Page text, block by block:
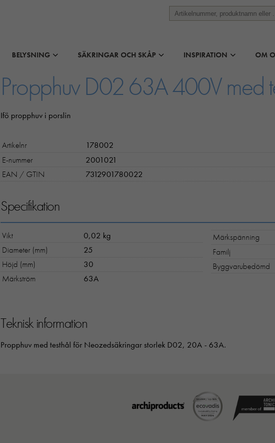
BELYSNING SÄKRINGAR OCH SKÅP INSPIRATION OM
Propphuv D02 63A 400V med
Ifö propphuv i porslin
Artikelnr
178002
E-nummer
2001021
EAN / GTIN
7312901780022
Specifikation
Vikt
0,02 kg
Diameter (mm)
25
Höjd (mm)
30
Märkström
63A
Märkspänning
Familj
Byggvarubedömd
Teknisk information
Propphuv med testhål för Neozedsäkringar storlek D02, 20A - 63A.